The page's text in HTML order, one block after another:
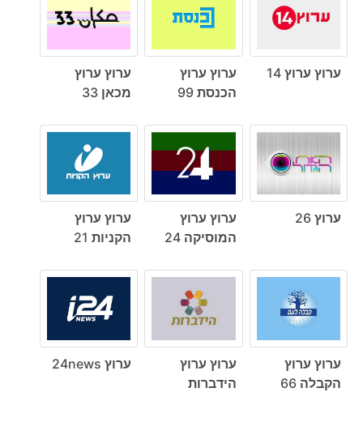
ערוץ ערוץ 14
ערוץ ערוץ
הכנסת 99
ערוץ ערוץ
מכאן 33
ערוץ 26
ערוץ ערוץ
המוסיקה 24
ערוץ ערוץ
הקניות 21
ערוץ ערוץ
הקבלה 66
ערוץ ערוץ
הידברות
ערוץ 24news